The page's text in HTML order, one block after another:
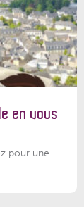
en vous
pour une